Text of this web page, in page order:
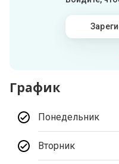
График
Понедельник
Вторник